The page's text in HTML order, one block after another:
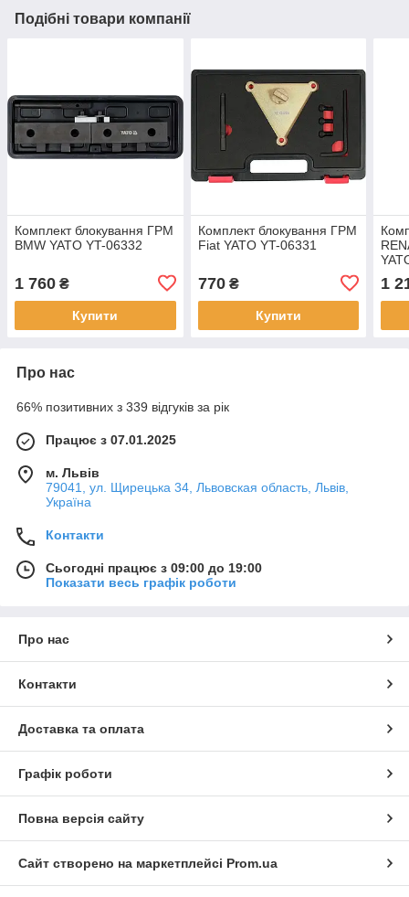
Подібні товари компанії
Комплект блокування ГРМ
BMW YATO YT-06332
1 760 ₴
Купити
Комплект блокування ГРМ
Fiat YATO YT-06331
770₴
Купити
1
Про нас
66% позитивних з 339 відгуків за рік
Працює з 07.01.2025
м. Львів
79041, ул. Щирецька 34, Львовская область, Львів,
Україна
Контакти
Сьогодні працює з 09:00 до 19:00
Показати весь графік роботи
Про нас
Контакти
Доставка та оплата
Графік роботи
Повна версія сайту
Сайт створено на маркетплейсі Prom.ua